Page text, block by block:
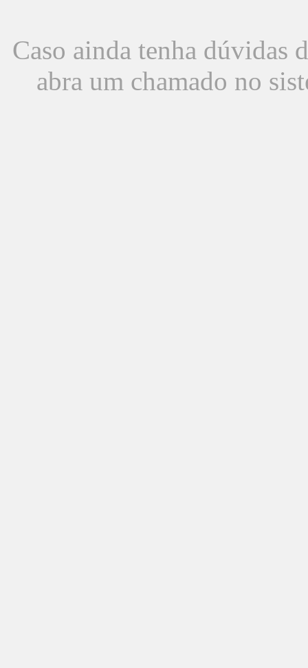
Caso ainda tenha dúvidas
abra um chamado no